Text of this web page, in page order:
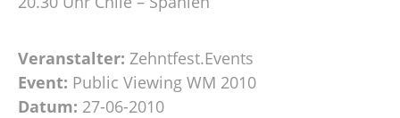
Veranstalter: Zehntfest.Events
Event: Public Viewing WM 2010
Datum: 27-06-2010